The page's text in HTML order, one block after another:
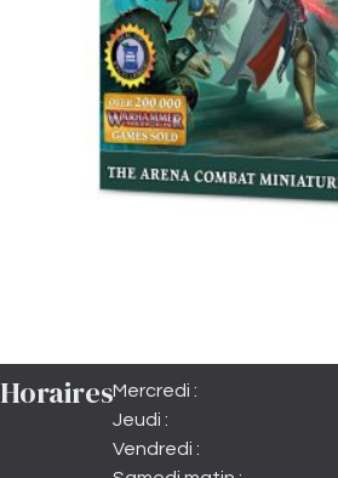
HorairesMercredi :
Jeudi :
Vendredi :